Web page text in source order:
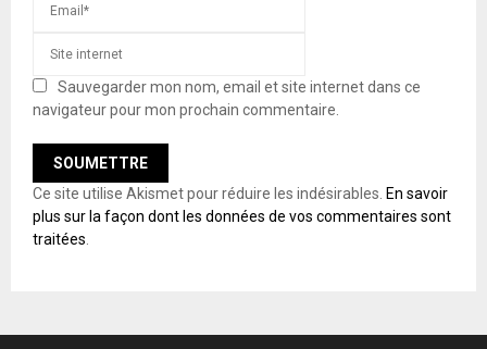
Sauvegarder mon nom, email et site internet dans ce
navigateur pour mon prochain commentaire.
Ce site utilise Akismet pour réduire les indésirables. En savoir
plus sur la façon dont les données de vos commentaires sont
traitées